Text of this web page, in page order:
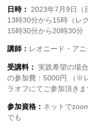
日時：
2023年7月9日（
13時30分から15時（レ
15時30分から20時30分
講師： レオニード・アニ
受講料： 実践希望の場
の参加費：5000円 （※
ラオフにてご参加頂きま
参加資格： ネットで
でも